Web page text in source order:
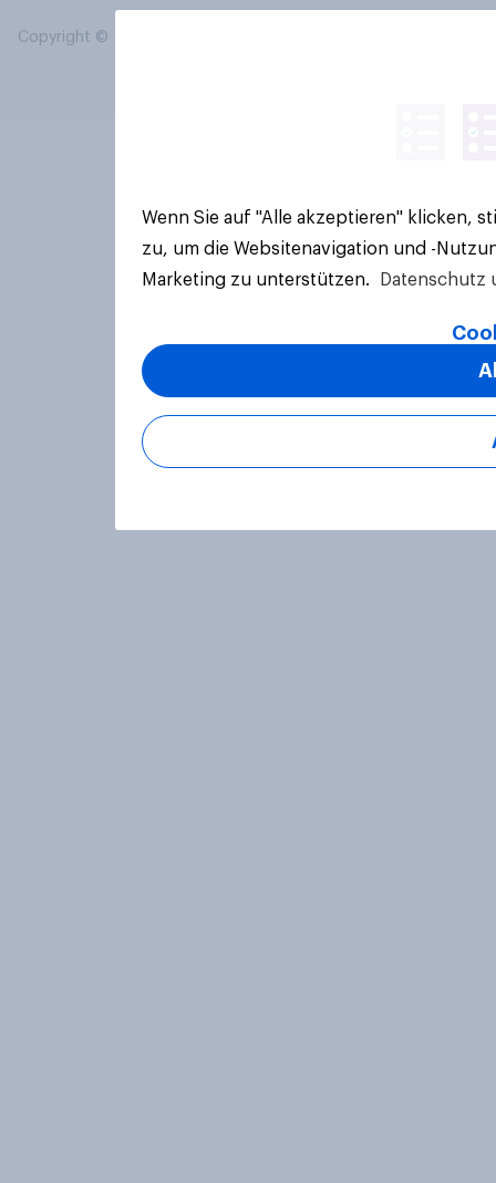
Copyright © 2026 YouGov PLC. Alle Rechte vorbehalten.
Wenn Sie auf "Alle akzeptieren" klicken,
zu, um die Websitenavigation und -
Marketing zu unterstützen.
Datenschutz